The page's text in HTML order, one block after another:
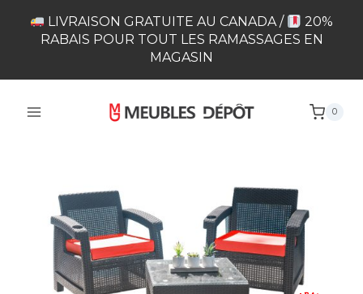
LIVRAISON GRATUITE AU CANADA /
20%
RABAIS POUR TOUT LES RAMASSAGES EN
MAGASIN
0